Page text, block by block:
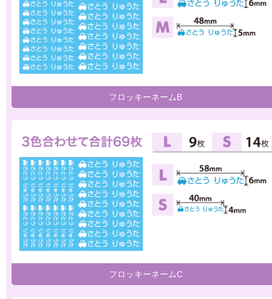
フロッキーネームB
フロッキーネームC